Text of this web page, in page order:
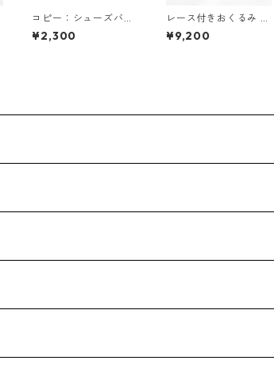
コピー：シューズバッ
グ イエロー×キナリ 85
-73052-1
¥2,300
レース付きおくるみ キ
ャンディ くすみブルー
¥9,200